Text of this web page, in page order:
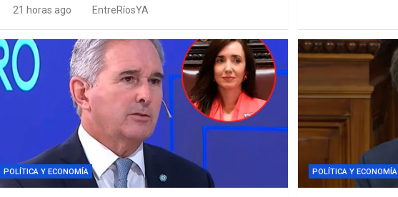
21 horas ago EntreRíosYA
POLÍTICA Y ECONOMÍA POLÍTICA Y ECONOMÍA